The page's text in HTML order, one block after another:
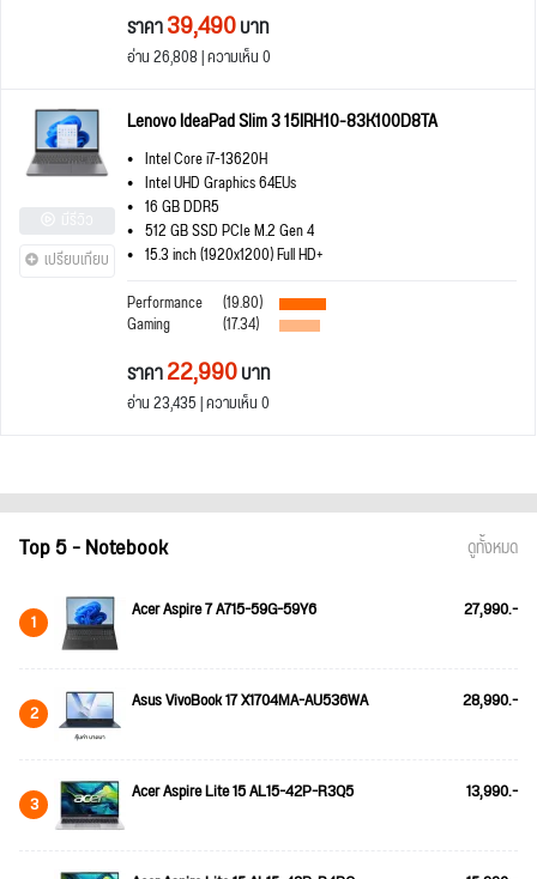
ราคา39,490บาท
อ่าน 26,808 | ความเห็น 0
เปรียบเทียบ
Lenovo IdeaPad Slim 3 15IRH10-83K100D8TA
Intel Core i7-13620H
Intel UHD Graphics 64EUs
16 GB DDR5
512 GB SSD PCIe M.2 Gen 4
15.3 inch (1920x1200) Full HD+
Performance
(19.80)
Gaming (17.34)
ราคา22,990บาท
อ่าน 23,435 | ความเห็น 0
Top 5 - Notebook ดูทั้งหมด
1 Acer Aspire 7 A715-59G-59Y6 27,990.-
2 Asus VivoBook 17 X1704MA-AU536WA 28,990.-
3 Acer Aspire Lite 15 AL15-42P-R3Q5 13,990.-